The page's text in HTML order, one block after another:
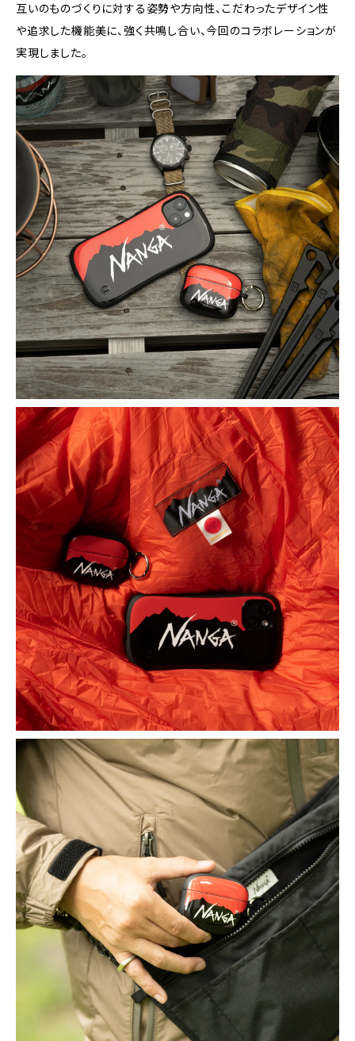
互いのものづくりに対する姿勢や方向性、こだわったデザイン性
や追求した機能美に、強く共鳴し合い、今回のコラボレーションが
実現しました。